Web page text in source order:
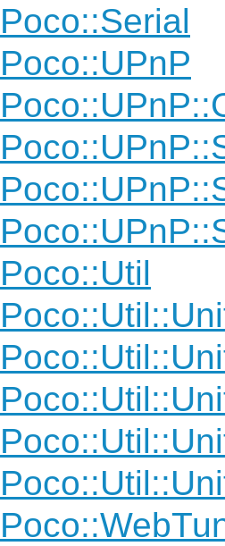
Poco::Serial
Poco::UPnP
Poco::Util